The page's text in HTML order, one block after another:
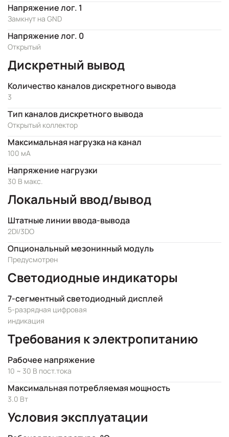
Напряжение лог. 1
Замкнут на GND
Напряжение лог. 0
Открытый
Дискретный вывод
Количество каналов дискретного вывода
3
Тип каналов дискретного вывода
Открытый коллектор
Максимальная нагрузка на канал
100 мА
Напряжение нагрузки
30 В макс.
Локальный ввод/вывод
Штатные линии ввода-вывода
2DI/3DO
Опциональный мезонинный модуль
Предусмотрен
Светодиодные индикаторы
7-сегментный светодиодный дисплей
5-разрядная цифровая
индикация
Требования к электропитанию
Рабочее напряжение
10 ~ 30 В пост.тока
Максимальная потребляемая мощность
3.0 Вт
Условия эксплуатации